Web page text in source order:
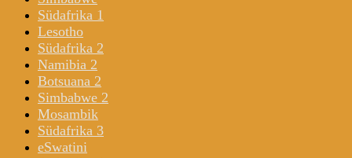
Südafrika 1
Lesotho
Südafrika 2
Namibia 2
Botsuana 2
Simbabwe 2
Mosambik
Südafrika 3
eSwatini